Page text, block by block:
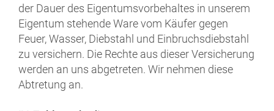
der Dauer des Eigentumsvorbehaltes in unserem
Eigentum stehende Ware vom Käufer gegen
Feuer, Wasser, Diebstahl und Einbruchsdiebstahl
zu versichern. Die Rechte aus dieser Versicherung
werden an uns abgetreten. Wir nehmen diese
Abtretung an.